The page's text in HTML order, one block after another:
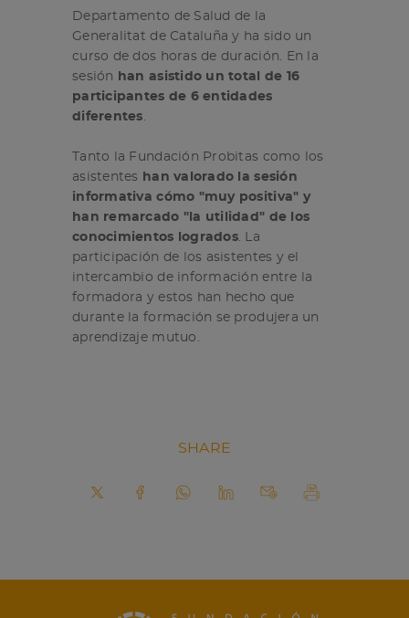
Departamento de Salud de la
Generalitat de Cataluña y ha sido un
curso de dos horas de duración. En la
sesión
han asistido un total de 16
participantes de 6 entidades
diferentes.
Tanto la Fundación Probitas como los
asistentes han valorado la sesión
informativa cómo "muy positiva" y
han remarcado "la utilidad" de los
conocimientos logrados. La
participación de los asistentes y el
intercambio de información entre la
formadora y estos han hecho que
durante la formación se produjera un
aprendizaje mutuo.
SHARE